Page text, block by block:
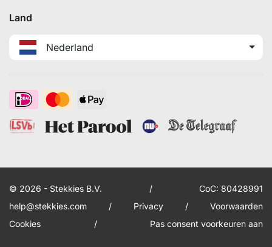
Land
Nederland
© 2026 - Stekkies B.V. /
CoC: 80428991
help@stekkies.com
/ Privacy /
Voorwaarden
Cookies
/ Pas consent voorkeuren aan